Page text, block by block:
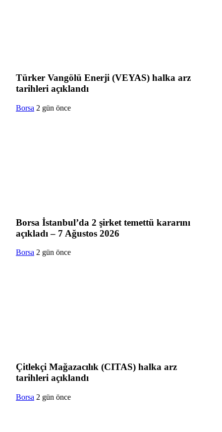
Türker Vangölü Enerji (VEYAS) halka arz
tarihleri açıklandı
Borsa 2 gün önce
Borsa İstanbul’da 2 şirket temettü kararını
açıkladı – 7 Ağustos 2026
Borsa 2 gün önce
Çitlekçi Mağazacılık (CITAS) halka arz
tarihleri açıklandı
Borsa 2 gün önce